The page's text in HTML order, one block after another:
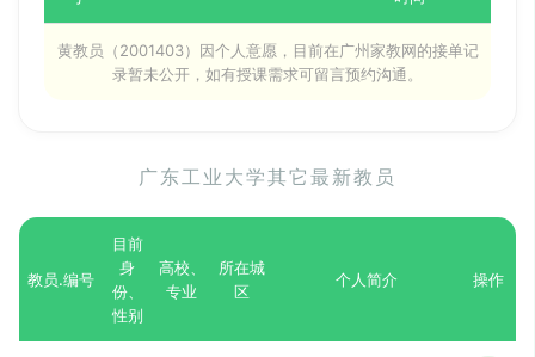
黄教员（2001403）因个人意愿，目前在广州家教网的接单记
录暂未公开，如有授课需求可留言预约沟通。
广东工业大学其它最新教员
教员.编号
目前
身
份、
性别
高校、
专业
所在城
区
个人简介 操作